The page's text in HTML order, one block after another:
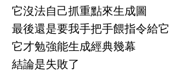
它沒法自己抓重點來生成圖
最後還是要我手把手餵指令給它
它才勉強能生成經典幾幕
結論是失敗了